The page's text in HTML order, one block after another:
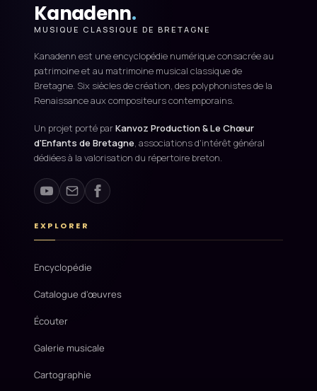
Kanadenn.
MUSIQUE CLASSIQUE DE BRETAGNE
Kanadenn est une encyclopédie numérique consacrée au
patrimoine et au matrimoine musical classique de
Bretagne. Six siècles de création, des polyphonistes de la
Renaissance aux compositeurs contemporains.
Un projet porté parKanvoz Production & Le Chœur
d'Enfants de Bretagne, associations d'intérêt général
dédiées à la valorisation du répertoire breton.
EXPLORER
Encyclopédie
Catalogue d'œuvres
Écouter
Galerie musicale
Cartographie